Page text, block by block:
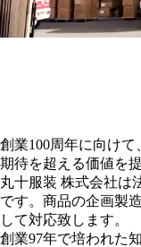
創業100周年に向けて
期待を超える価値を
丸十服装 株式会社は
です。 商品の企画製
して対応致します。
創業97年で培われた